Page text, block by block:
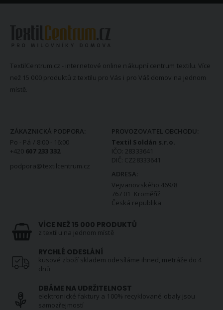
TextilCentrum.cz - internetové online nákupní centrum textilu. Více
než 15 000 produktů z textilu pro Vás i pro Váš domov na jednom
místě.
ZÁKAZNICKÁ PODPORA:
Po - Pá / 8:00 - 16:00
+420 607 233 332
podpora@textilcentrum.cz
PROVOZOVATEL OBCHODU:
Textil Soldán s.r.o.
IČO: 28333641
DIČ: CZ28333641
ADRESA:
Vejvanovského 469/8
767 01 Kroměříž
Česká republika
VÍCE NEŽ 15 000 PRODUKTŮ
z textilu na jednom místě
RYCHLÉ ODESLÁNÍ
kusové zboží skladem odesíláme ihned, metráže do 4
dnů
DBÁME NA UDRŽITELNOST
elektronické faktury a 100% recyklované obaly jsou
samozřejmostí